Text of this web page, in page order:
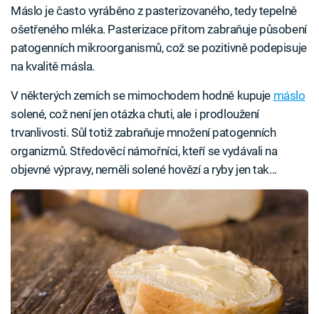
Máslo je často vyráběno z pasterizovaného, tedy tepelně
ošetřeného mléka. Pasterizace přitom zabraňuje působení
patogenních mikroorganismů, což se pozitivně podepisuje
na kvalitě másla.
V některých zemích se mimochodem hodně kupuje máslo
solené, což není jen otázka chuti, ale i prodloužení
trvanlivosti. Sůl totiž zabraňuje množení patogenních
organizmů. Středověcí námořníci, kteří se vydávali na
objevné výpravy, neměli solené hovězí a ryby jen tak...